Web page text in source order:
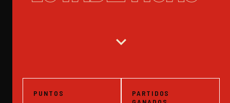
expand_more
PUNTOS
PARTIDOS